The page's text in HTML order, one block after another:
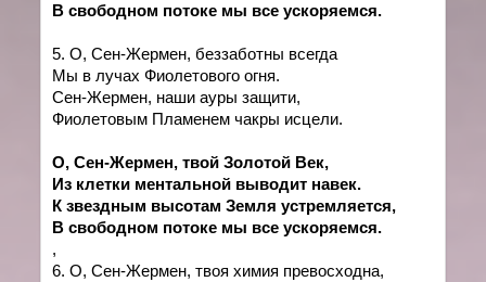
В свободном потоке мы все ускоряемся.
5.О,Сен-Жермен, беззаботны всегда
Мы в лучах Фиолетового огня.
Сен-Жермен, наши ауры защити,
Фиолетовым Пламенем чакры исцели.
О, Сен-Жермен, твой Золотой Век,
Из клетки ментальной выводит навек.
К звездным высотам Земля устремляется,
В свободном потоке мы все ускоряемся.
,
6.О,Сен-Жермен, твоя химия превосходна,